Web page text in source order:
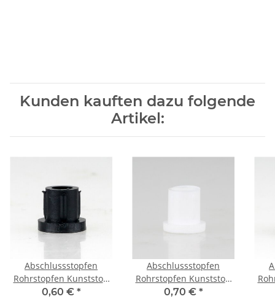
Kunden kauften dazu folgende
Artikel:
Abschlussstopfen
Rohrstopfen Kunststoff
schwarz für 8mm Rohr
0,60 € *
Abschlussstopfen
Rohrstopfen Kunststoff
weiß für 10 mm Rohr
0,70 € *